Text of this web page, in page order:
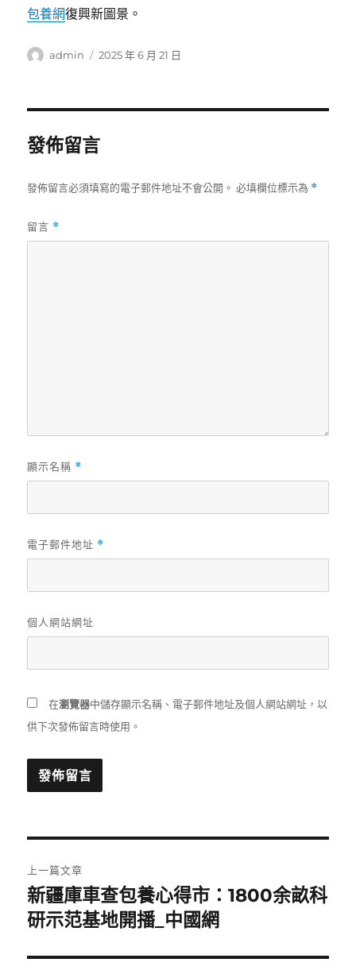
包養網復興新圖景。
作
admin
發
2025 年 6 月 21 日
發佈留言
發佈留言必須填寫的電子郵件地址不會公開。 必填欄位標示為 *
留言 *
顯示名稱 *
電子郵件地址 *
個人網站網址
在瀏覽器中儲存顯示名稱、電子郵件地址及個人網站網址，以
供下次發佈留言時使用。
章
導
覽
上一篇文章
上
一
文
新疆庫車查包養心得市：1800余畝科
研示范基地開播_中國網